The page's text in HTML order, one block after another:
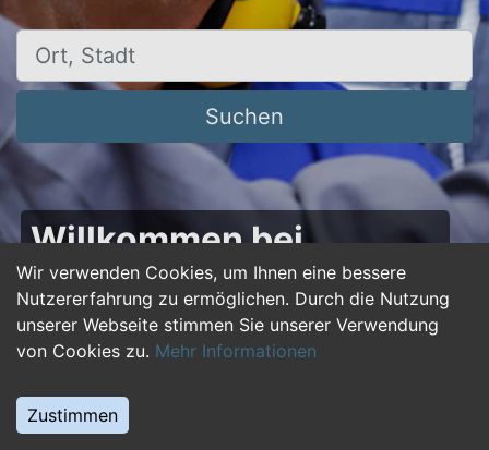
Wir verwenden Cookies, um Ihnen eine bessere
Nutzererfahrung zu ermöglichen. Durch die Nutzung
unserer Webseite stimmen Sie unserer Verwendung
von Cookies zu. Mehr Informationen
Zustimmen
Ort, Stadt
Suchen
Willkommen bei
50plus-jobs.de – Dein
Portal für Jobs ab 50!
Du bist über 50 und suchst nach einer neuen
beruflichen Herausforderung oder einem
Jobwechsel? Auf